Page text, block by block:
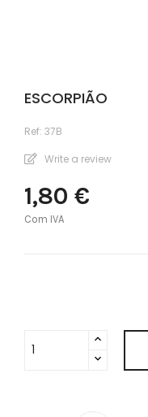
ESCORPIÃO
Ref: 37B
Write a review
1,80 €
Com IVA